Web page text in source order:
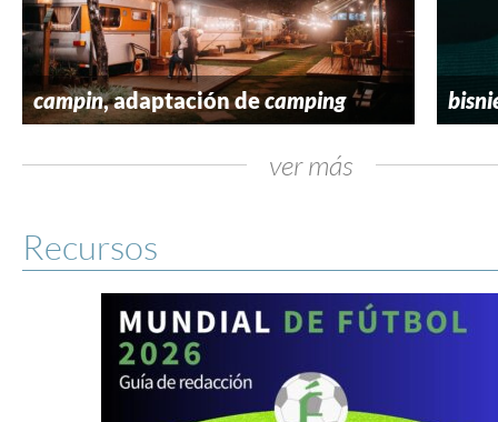
campin, adaptación decamping
ver más
Recursos